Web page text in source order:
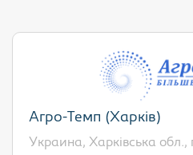
Агро-Темп (Харків)
Украина, Харківська обл.,